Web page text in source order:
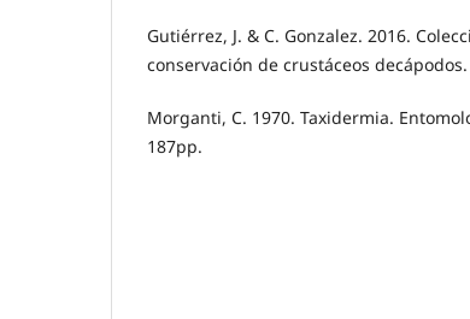
Gutiérrez, J. & C. Gonzalez. 2016.
conservación de crustáceos
Morganti, C. 1970. Taxidermia.
187pp.